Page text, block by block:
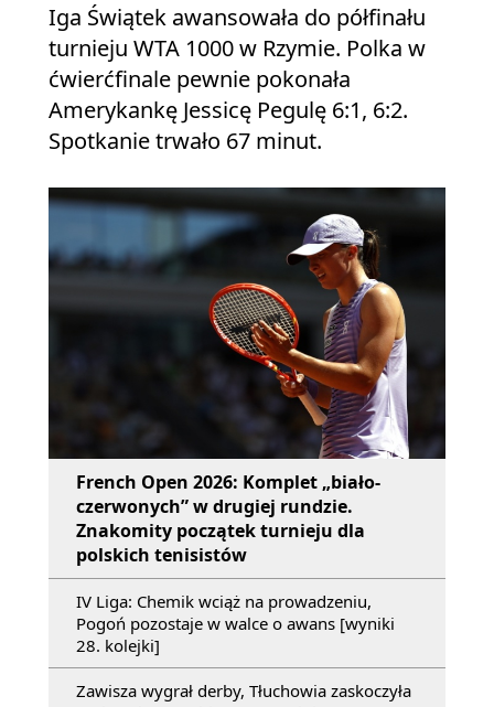
Iga Świątek awansowała do półfinału
turnieju WTA 1000 w Rzymie. Polka w
ćwierćfinale pewnie pokonała
Amerykankę Jessicę Pegulę 6:1, 6:2.
Spotkanie trwało 67 minut.
French Open 2026: Komplet „biało-
czerwonych” w drugiej rundzie.
Znakomity początek turnieju dla
polskich tenisistów
IV Liga: Chemik wciąż na prowadzeniu,
Pogoń pozostaje w walce o awans [wyniki
28. kolejki]
Zawisza wygrał derby, Tłuchowia zaskoczyła